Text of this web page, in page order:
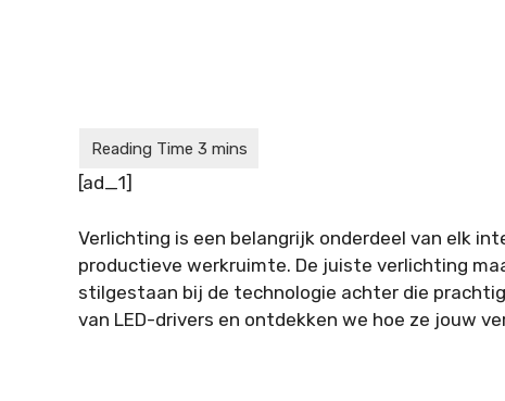
[ad_1]
Verlichting is een belangrijk onderdeel van elk
productieve werkruimte. De juiste verlichting
stilgestaan bij de technologie achter die
van LED-drivers en ontdekken we hoe ze jouw